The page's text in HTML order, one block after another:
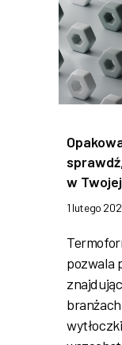
w
1 lutego
pozwala